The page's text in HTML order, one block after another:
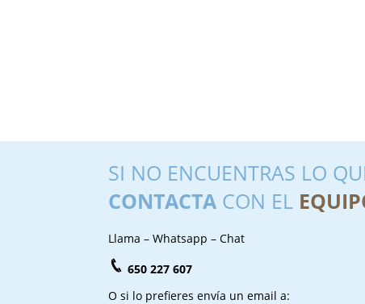
SI NO ENCUENTRAS LO
CONTACTA CON EL
Llama – Whatsapp – Chat
650 227 607
O si lo prefieres envía un email a: